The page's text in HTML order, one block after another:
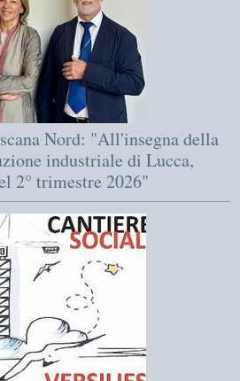
Nord: "All'insegna della
industriale di Lucca,
2° trimestre 2026"